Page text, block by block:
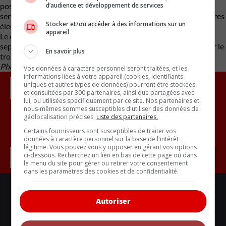
posséder un véhicule, tout en améliorant le niveau de vie et en
servant de catalyseur pour une adoption généralisée des voitures
électriques au Vietnam. »
Le carnet de commandes pour le VinFast VF 3 sera ouvert en
septembre 2023 et les premières livraisons sont promises pour le
troisième trimestre de 2024.
Photos : VinFast
Inscrivez vous à l'infolettre.
ACTUALITÉS
BANCS D'ESSAIS
d’audience et développement de services
Stocker et/ou accéder à des informations sur un
appareil
En savoir plus
Vos données à caractère personnel seront traitées, et les
informations liées à votre appareil (cookies, identifiants
uniques et autres types de données) pourront être stockées
et consultées par 300 partenaires, ainsi que partagées avec
lui, ou utilisées spécifiquement par ce site. Nos partenaires et
nous-mêmes sommes susceptibles d'utiliser des données de
géolocalisation précises. Liste des partenaires.
Certains fournisseurs sont susceptibles de traiter vos
données à caractère personnel sur la base de l'intérêt
légitime. Vous pouvez vous y opposer en gérant vos options
ci-dessous. Recherchez un lien en bas de cette page ou dans
le menu du site pour gérer ou retirer votre consentement
dans les paramètres des cookies et de confidentialité.
Autoriser